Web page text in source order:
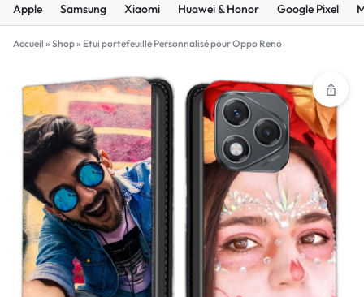
Apple Samsung Xiaomi Huawei & Honor Google Pixel
Accueil » Shop» Etui portefeuille Personnalisé pour Oppo Reno